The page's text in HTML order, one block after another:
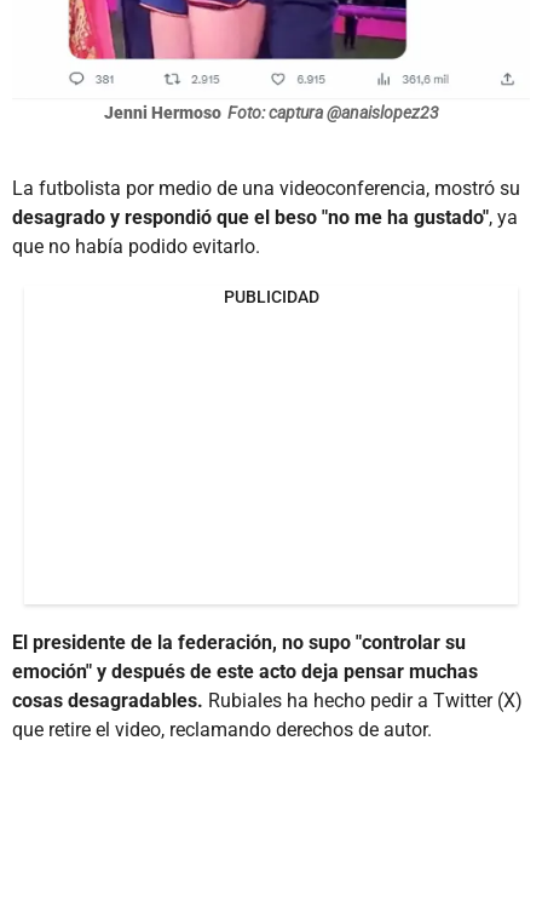
Jenni Hermoso Foto: captura @anaislopez23
La futbolista por medio de una videoconferencia, mostró su
desagrado y respondió que el beso "no me ha gustado", ya
que no había podido evitarlo.
PUBLICIDAD
El presidente de la federación, no supo "controlar su
emoción" y después de este acto deja pensar muchas
cosas desagradables. Rubiales ha hecho pedir a Twitter (X)
que retire el video, reclamando derechos de autor.